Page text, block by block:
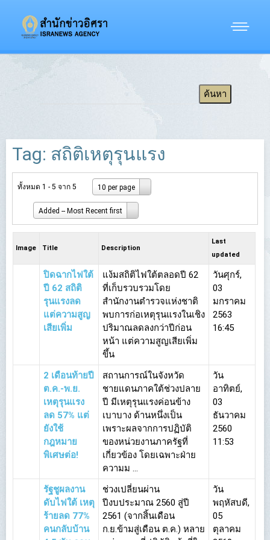
Tag: สถิติเหตุรุนแรง
ทั้งหมด 1 - 5 จาก 5 10 per page
Added -- Most Recent first
Image Title Description
Last
updated
ปิดฉากไฟใต้
ปี 62 สถิติ
รุนแรงลด
แต่ความสูญ
เสียเพิ่ม
แง้มสถิติไฟใต้ตลอดปี 62
ที่เก็บรวบรวมโดย
สำนักงานตำรวจแห่งชาติ
พบการก่อเหตุรุนแรงในเชิง
ปริมาณลดลงกว่าปีก่อน
หน้า แต่ความสูญเสียเพิ่ม
ขึ้น
วันศุกร์,
03
มกราคม
2563
16:45
2 เดือนท้ายปี
ต.ค.-พ.ย.
เหตุรุนแรง
ลด 57% แต่
ยังใช้
กฎหมาย
พิเศษต่อ!
สถานการณ์ในจังหวัด
ชายแดนภาคใต้ช่วงปลาย
ปี มีเหตุรุนแรงค่อนข้าง
เบาบาง ด้านหนึ่งเป็น
เพราะผลจากการปฏิบัติ
ของหน่วยงานภาครัฐที่
เกี่ยวข้อง โดยเฉพาะฝ่าย
ความม ...
วัน
อาทิตย์,
03
ธันวาคม
2560
11:53
รัฐชูผลงาน
ดับไฟใต้ เหตุ
ร้ายลด 77%
คนกลับบ้าน
ช่วงเปลี่ยนผ่าน
ปีงบประมาณ 2560 สู่ปี
2561 (จากสิ้นเดือน
ก.ย.ข้ามสู่เดือน ต.ค.) หลาย
วัน
พฤหัสบดี,
05
ตุลาคม